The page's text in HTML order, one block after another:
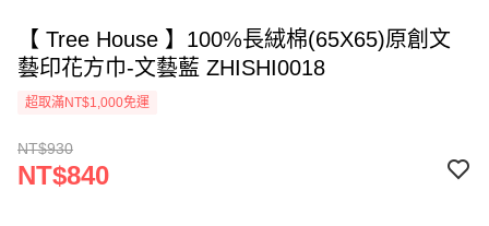
【 Tree House 】100%長絨棉(65X65)原創文
藝印花方巾-文藝藍 ZHISHI0018
超取滿NT$1,000免運
NT$930
NT$840